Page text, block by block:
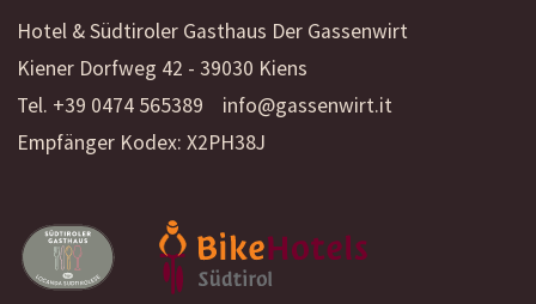
Hotel & Südtiroler Gasthaus Der Gassenwirt
Kiener Dorfweg 42 - 39030 Kiens
Tel. +39 0474 565389 info@gassenwirt.it
Empfänger Kodex: X2PH38J